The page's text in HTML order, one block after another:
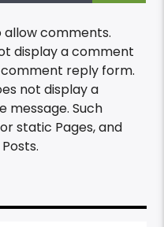
allow comments.
display a comment
reply form.
not display a
message. Such
static Pages, and